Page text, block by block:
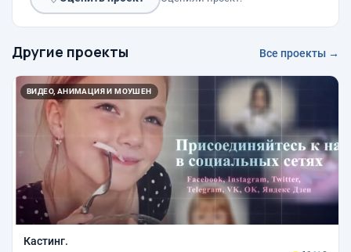
Другие проекты Все проекты →
ВИДЕО, АНИМАЦИЯ И МОУШЕН
Кастинг.